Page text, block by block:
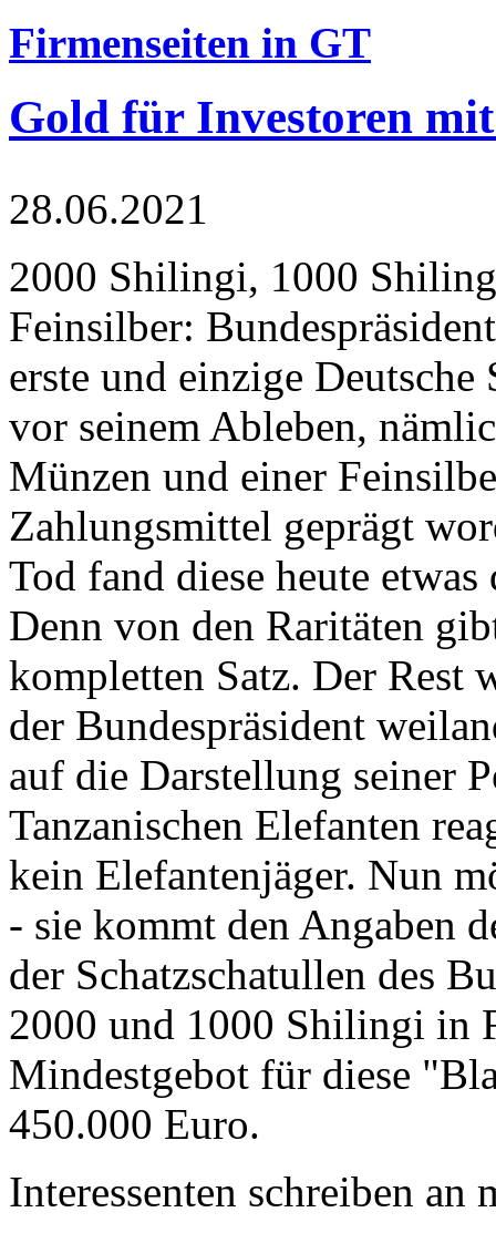
Firmenseiten in GT
Gold für Investoren
28.06.2021
2000 Shilingi, 1000
Feinsilber:
erste und einzige Deutsche
vor seinem Ableben,
Münzen und einer
Zahlungsmittel geprägt
Tod fand diese heute
Denn von den Raritäten
kompletten Satz. Der Rest
der Bundespräsident
auf die Darstellung seiner
Tanzanischen Elefanten
kein Elefantenjäger. Nun
- sie kommt den Angaben
der Schatzschatullen des
2000 und 1000 Shilingi in
Mindestgebot für diese
450.000 Euro.
Interessenten schreiben